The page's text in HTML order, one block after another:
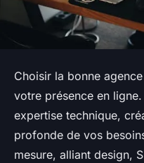
Choisir la bonne
votre présence en
expertise technique,
profonde de vos
mesure, alliant design,